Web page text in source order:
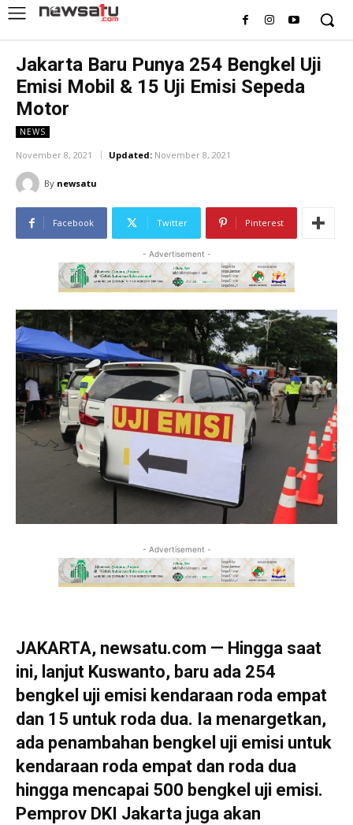
Jakarta Baru Punya 254 Bengkel Uji
Emisi Mobil & 15 Uji Emisi Sepeda
Motor
NEWS
November 8, 2021 Updated: November 8, 2021
By newsatu
Facebook Twitter Pinterest
- Advertisement -
- Advertisement -
JAKARTA, newsatu.com — Hingga saat
ini, lanjut Kuswanto, baru ada 254
bengkel uji emisi kendaraan roda empat
dan 15 untuk roda dua. Ia menargetkan,
ada penambahan bengkel uji emisi untuk
kendaraan roda empat dan roda dua
hingga mencapai 500 bengkel uji emisi.
Pemprov DKI Jakarta juga akan